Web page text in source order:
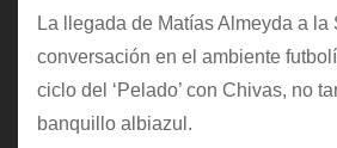
La llegada de Matías Almeyda a
conversación en el ambiente
ciclo del ‘Pelado’ con Chivas, no
banquillo albiazul.